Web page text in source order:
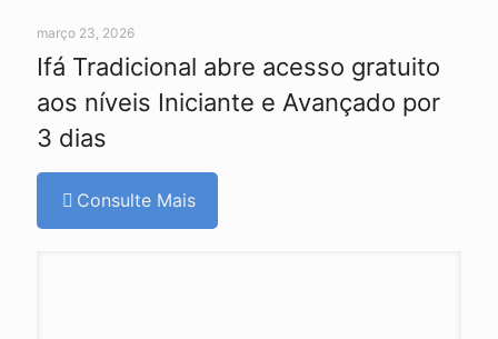
março 23, 2026
Ifá Tradicional abre acesso gratuito
aos níveis Iniciante e Avançado por
3 dias
Consulte Mais